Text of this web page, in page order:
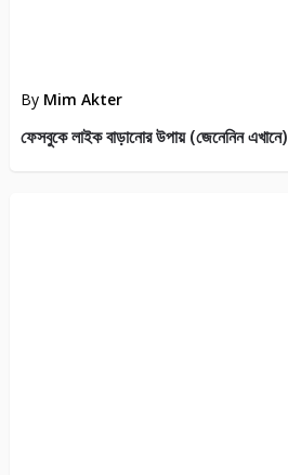
By Mim Akter
ফেসবুকে লাইক বাড়ানোর উপায় (জেনেনিন এখানে)